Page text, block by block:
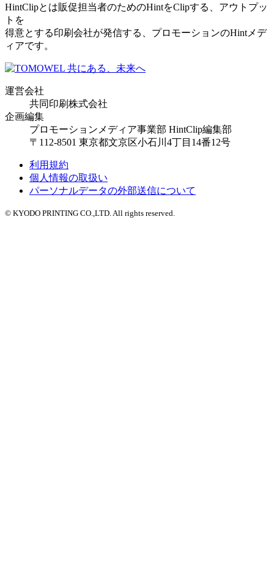
HintClipとは販促担当者のためのHintをClipする、アウトプッ
トを
得意とする印刷会社が発信する、プロモーションのHintメデ
ィアです。
運営会社
共同印刷株式会社
企画編集
プロモーションメディア事業部 HintClip編集部
〒112-8501 東京都文京区小石川4丁目14番12号
利用規約
個人情報の取扱い
パーソナルデータの外部送信について
© KYODO PRINTING CO.,LTD. All rights reserved.